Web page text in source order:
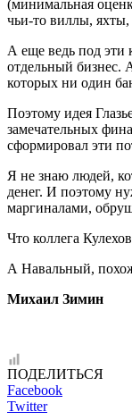
(минимальная
чьи-то виллы,
А еще ведь под эти
отдельный бизнес.
которых ни один
Поэтому идея
замечательных
сформировал эти
Я не знаю людей,
денег. И поэтому
маргиналами,
Что коллега
А Навальный,
Михаил Зимин
ПОДЕЛИТЬСЯ
Facebook
Twitter